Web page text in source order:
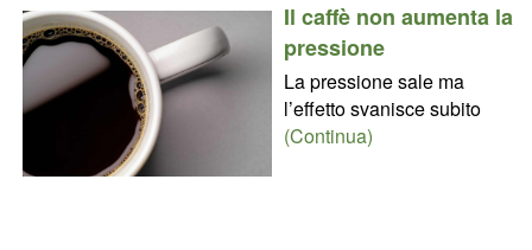
Il caffè non aumenta la
pressione
La pressione sale ma
l’effetto svanisce subito
(Continua)